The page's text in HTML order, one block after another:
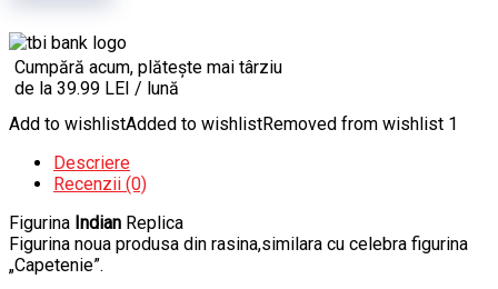
Cumpără acum, plătește mai târziu
de la 39.99 LEI / lună
Add to wishlistAdded to wishlistRemoved from wishlist 1
Descriere
Recenzii (0)
Figurina Indian Replica
Figurina noua produsa din rasina,similara cu celebra figurina
„Capetenie”.